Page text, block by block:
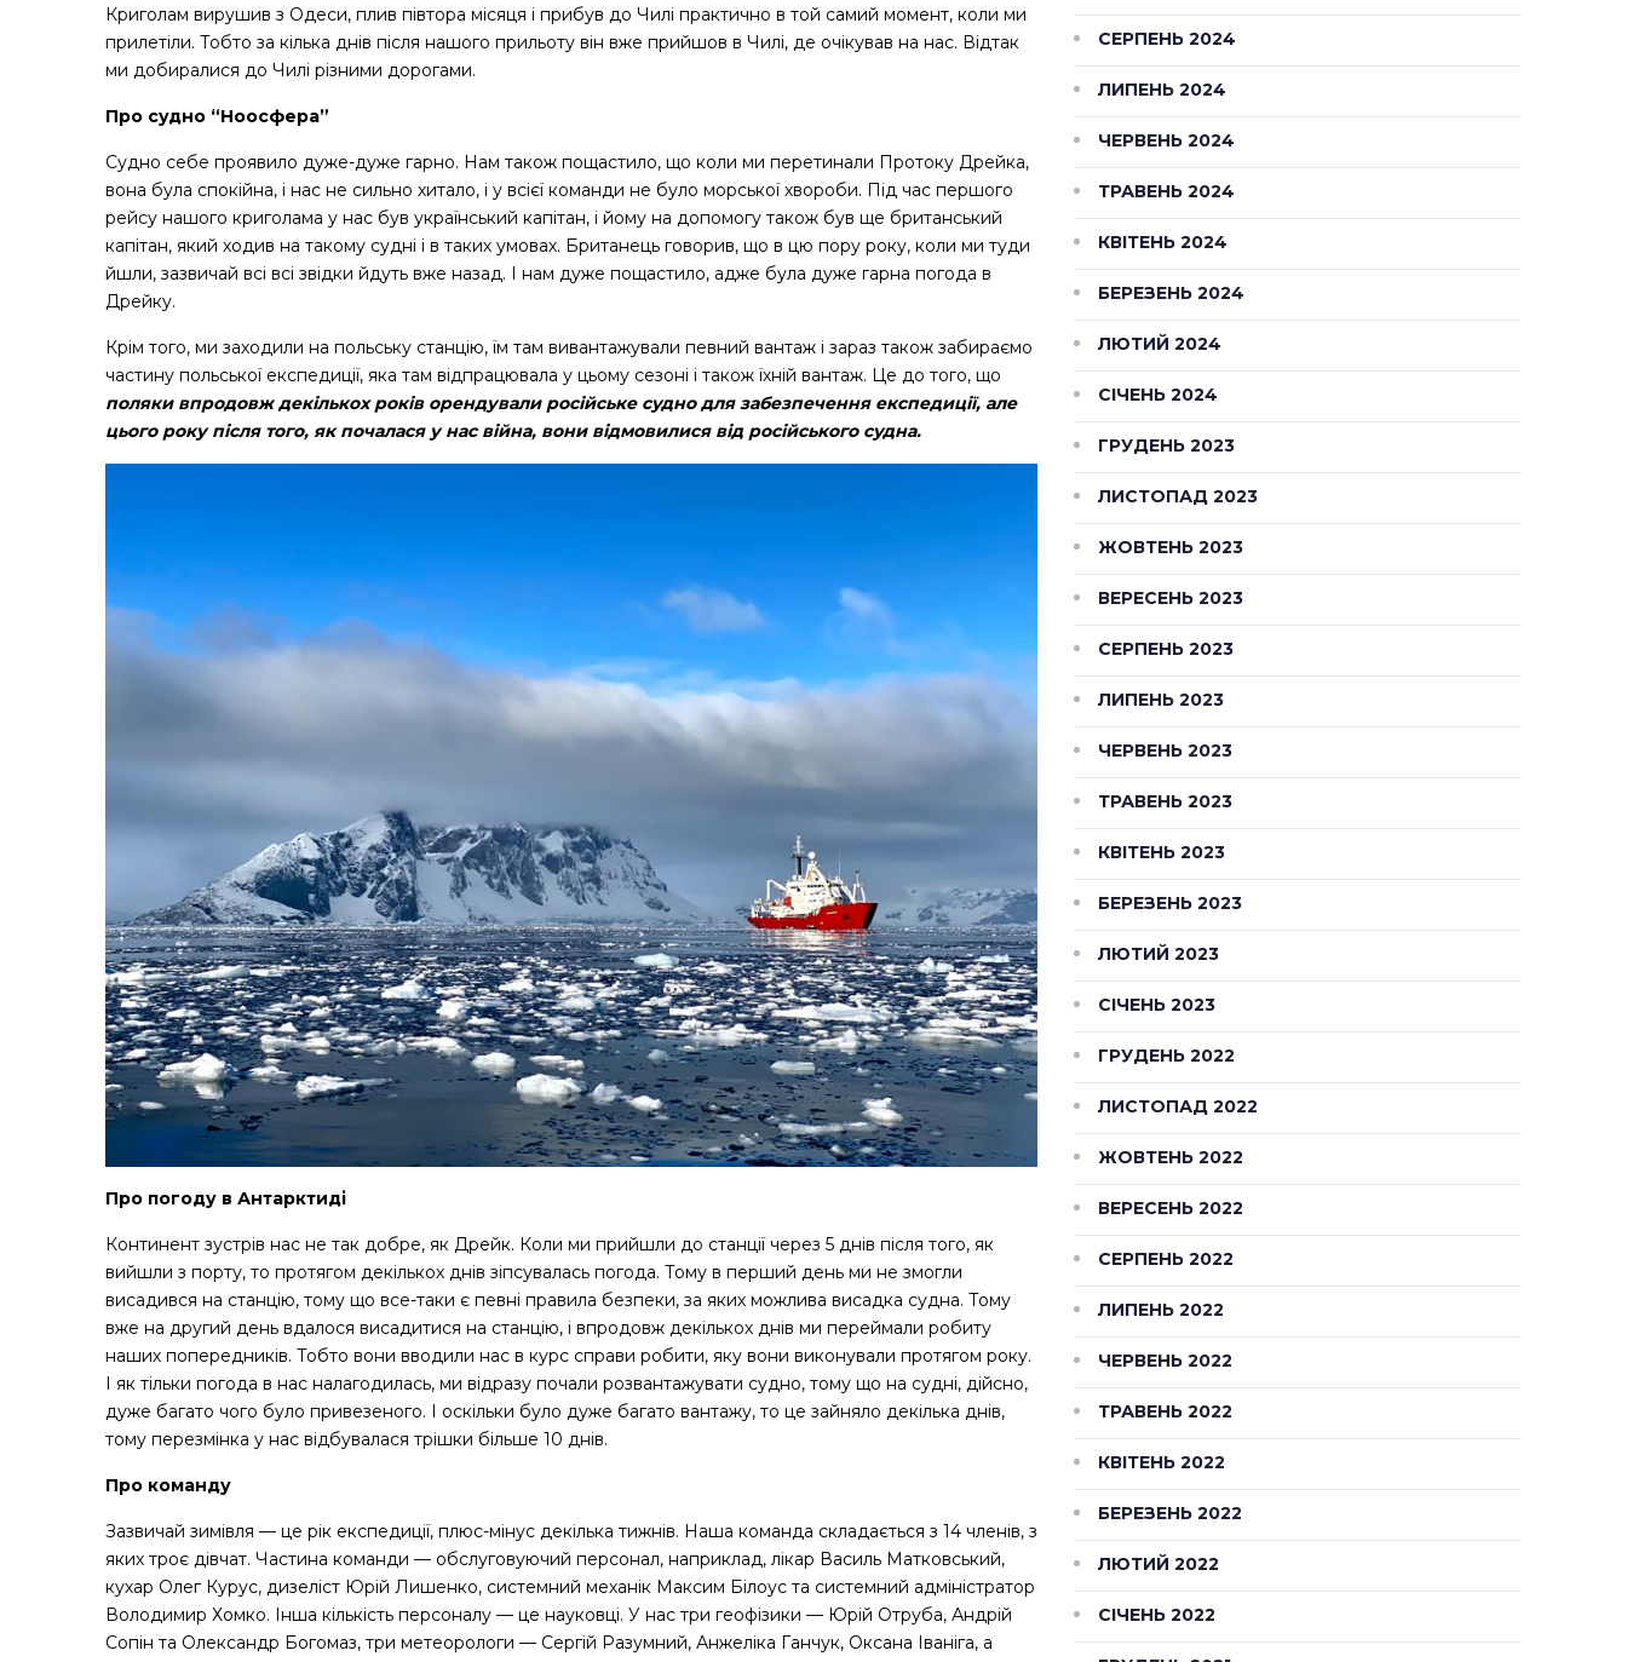
Криголам вирушив з Одеси, плив півтора місяця і прибув до Чилі практично в той самий момент, коли ми
прилетіли. Тобто за кілька днів після нашого прильоту він вже прийшов в Чилі, де очікував на нас. Відтак
ми добиралися до Чилі різними дорогами.
Про судно “Ноосфера”
Судно себе проявило дуже-дуже гарно. Нам також пощастило, що коли ми перетинали Протоку Дрейка,
вона була спокійна, і нас не сильно хитало, і у всієї команди не було морської хвороби. Під час першого
рейсу нашого криголама у нас був український капітан, і йому на допомогу також був ще британський
капітан, який ходив на такому судні і в таких умовах. Британець говорив, що в цю пору року, коли ми туди
йшли, зазвичай всі всі звідки йдуть вже назад. І нам дуже пощастило, адже була дуже гарна погода в
Дрейку.
Крім того, ми заходили на польську станцію, їм там вивантажували певний вантаж і зараз також забираємо
частину польської експедиції, яка там відпрацювала у цьому сезоні і також їхній вантаж. Це до того, що
поляки впродовж декількох років орендували російське судно для забезпечення експедиції, але
цього року після того, як почалася у нас війна, вони відмовилися від російського судна.
Про погоду в Антарктиді
Континент зустрів нас не так добре, як Дрейк. Коли ми прийшли до станції через 5 днів після того, як
вийшли з порту, то протягом декількох днів зіпсувалась погода. Тому в перший день ми не змогли
висадився на станцію, тому що все-таки є певні правила безпеки, за яких можлива висадка судна. Тому
вже на другий день вдалося висадитися на станцію, і впродовж декількох днів ми переймали робиту
наших попередників. Тобто вони вводили нас в курс справи робити, яку вони виконували протягом року.
І як тільки погода в нас налагодилась, ми відразу почали розвантажувати судно, тому що на судні, дійсно,
дуже багато чого було привезеного. І оскільки було дуже багато вантажу, то це зайняло декілька днів,
тому перезмінка у нас відбувалася трішки більше 10 днів.
Про команду
Зазвичай зимівля — це рік експедиції, плюс-мінус декілька тижнів. Наша команда складається з 14 членів, з
яких троє дівчат. Частина команди — обслуговуючий персонал, наприклад, лікар Василь Матковський,
кухар Олег Курус, дизеліст Юрій Лишенко, системний механік Максим Білоус та системний адміністратор
Володимир Хомко. Інша кількість персоналу — це науковці. У нас три геофізики — Юрій Отруба, Андрiй
Сопiн та Олександр Богомаз, три метеорологи — Сергiй Разумний, Анжеліка Ганчук, Оксана Іваніга, а
СЕРПЕНЬ 2024
ЛИПЕНЬ 2024
ЧЕРВЕНЬ 2024
ТРАВЕНЬ 2024
КВІТЕНЬ 2024
БЕРЕЗЕНЬ 2024
ЛЮТИЙ 2024
СІЧЕНЬ 2024
ГРУДЕНЬ 2023
ЛИСТОПАД 2023
ЖОВТЕНЬ 2023
ВЕРЕСЕНЬ 2023
СЕРПЕНЬ 2023
ЛИПЕНЬ 2023
ЧЕРВЕНЬ 2023
ТРАВЕНЬ 2023
КВІТЕНЬ 2023
БЕРЕЗЕНЬ 2023
ЛЮТИЙ 2023
СІЧЕНЬ 2023
ГРУДЕНЬ 2022
ЛИСТОПАД 2022
ЖОВТЕНЬ 2022
ВЕРЕСЕНЬ 2022
СЕРПЕНЬ 2022
ЛИПЕНЬ 2022
ЧЕРВЕНЬ 2022
ТРАВЕНЬ 2022
КВІТЕНЬ 2022
БЕРЕЗЕНЬ 2022
ЛЮТИЙ 2022
СІЧЕНЬ 2022